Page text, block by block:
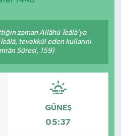
zaman Allâhü Teâlâ’ya
tevekkül eden kullarını
Sûresi, 159)
GÜNEŞ
05:37